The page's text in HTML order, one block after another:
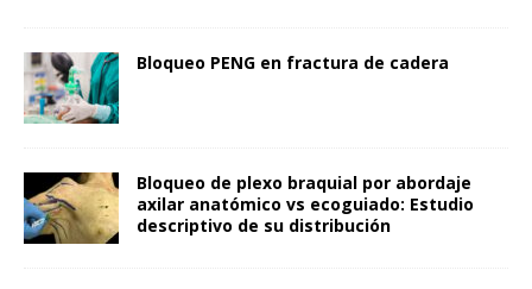
Bloqueo PENG en fractura de cadera
Bloqueo de plexo braquial por abordaje
axilar anatómico vs ecoguiado: Estudio
descriptivo de su distribución